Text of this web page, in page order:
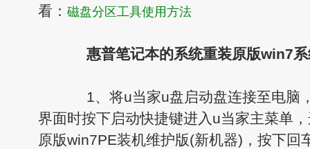
看： 磁盘分区工具使用方法
惠普笔记本的系统重装原版win7
1、将u当家u盘启动盘连接至电脑
界面时按下启动快捷键进入u当家主菜单
原版win7PE装机维护版(新机器)，按下回